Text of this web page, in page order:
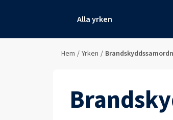
Alla yrken
Hem / Yrken /